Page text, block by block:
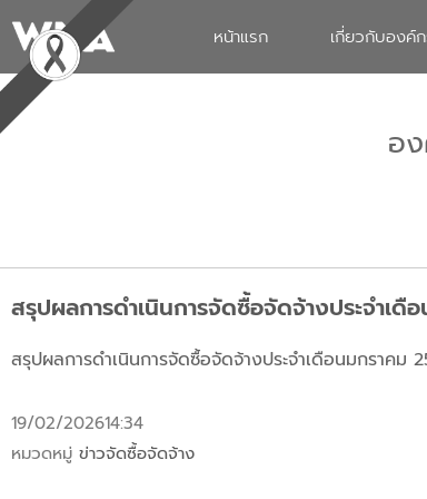
หน้าแรก เกี่ยวกับองค์
อ
สรุปผลการดำเนินการจัดซื้อจัดจ้างประจำเดื
สรุปผลการดำเนินการจัดซื้อจัดจ้างประจำเดือนมกราคม
19/02/202614:34
หมวดหมู่ ข่าวจัดซื้อจัดจ้าง